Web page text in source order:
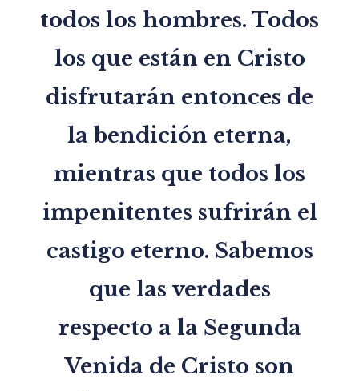
todos los hombres. Todos
los que están en Cristo
disfrutarán entonces de
la bendición eterna,
mientras que todos los
impenitentes sufrirán el
castigo eterno. Sabemos
que las verdades
respecto a la Segunda
Venida de Cristo son